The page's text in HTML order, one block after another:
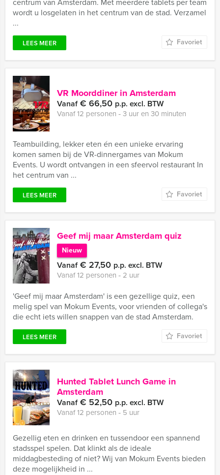
wordt u losgelaten in het centrum van de stad. Verzamel
...
LEES MEER Favoriet
VR Moorddiner in Amsterdam
Vanaf€ 66,50 p.p. excl. BTW
Vanaf 12 personen ‐ 3 uur en 30 minuten
Teambuilding, lekker eten én een unieke ervaring
komen samen bij de VR-dinnergames van Mokum
Events. U wordt ontvangen in een sfeervol restaurant In
het centrum van ...
LEES MEER Favoriet
Geef mij maar Amsterdam quiz
Nieuw
Vanaf€ 27,50 p.p. excl. BTW
Vanaf 12 personen ‐ 2 uur
'Geef mij maar Amsterdam' is een gezellige quiz, een
melig spel van Mokum Events, voor vrienden of collega's
die echt iets willen snappen van de stad Amsterdam.
LEES MEER Favoriet
Hunted Tablet Lunch Game in
Amsterdam
Vanaf€ 52,50 p.p. excl. BTW
Vanaf 12 personen ‐ 5 uur
Gezellig eten en drinken en tussendoor een spannend
stadsspel spelen. Dat klinkt als de ideale
middagbesteding of niet? Wij van Mokum Events bieden
deze mogelijkheid in ...